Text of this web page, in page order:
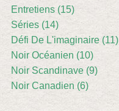
Entretiens (15)
Séries (14)
Défi De L'imaginaire (11)
Noir Océanien (10)
Noir Scandinave (9)
Noir Canadien (6)